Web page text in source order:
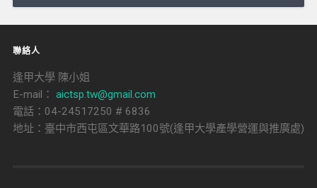
覽
聯絡人
逢甲大學 陳小姐
E-mail： aictsp.tw@gmail.com
電話：04-24517250 # 6836
地址：臺中市西屯區文華路100號(逢甲大學產學營運與推廣處)